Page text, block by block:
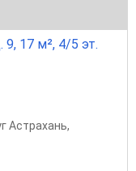
9, 17 м², 4/5 эт.
Астрахань,